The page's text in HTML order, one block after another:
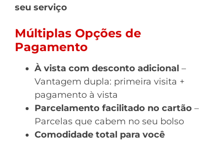
seu serviço
Múltiplas Opções de
Pagamento
À vista com desconto adicional –
Vantagem dupla: primeira visita +
pagamento à vista
Parcelamento facilitado no cartão –
Parcelas que cabem no seu bolso
Comodidade total para você